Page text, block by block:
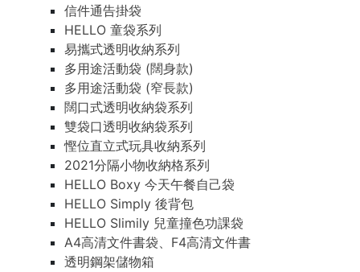
信件通告掛袋
HELLO 童袋系列
易攜式透明收納系列
多用途活動袋 (闊身款)
多用途活動袋 (窄長款)
闊口式透明收納袋系列
雙袋口透明收納袋系列
慳位直立式玩具收納系列
2021分隔小物收納格系列
HELLO Boxy 今天午餐自己袋
HELLO Simply 後背包
HELLO Slimily 兒童撞色功課袋
A4高清文件書袋、F4高清文件書
透明鋼架儲物箱